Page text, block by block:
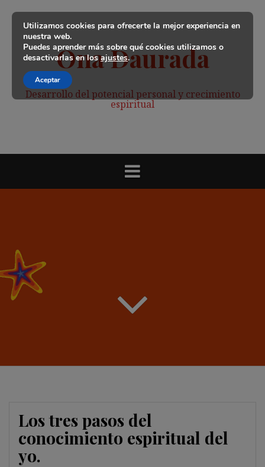
contenido
Ona Daurada
Desarrollo del potencial personal y crecimiento
espiritual
Los tres pasos del
conocimiento espiritual del
yo.
Utilizamos cookies para ofrecerte la mejor experiencia en
nuestra web.
Puedes aprender más sobre qué cookies utilizamos o
desactivarlas en losajustes.
Aceptar